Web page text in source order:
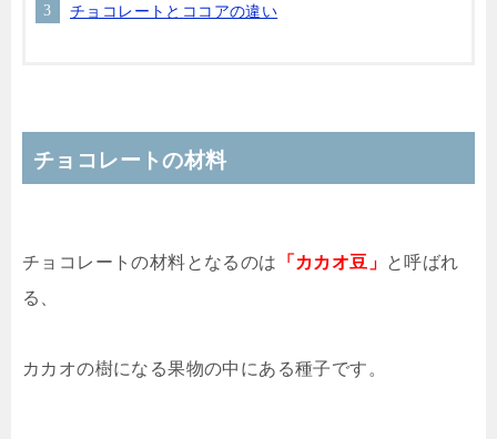
チョコレートとココアの違い
チョコレートの材料
チョコレートの材料となるのは 「カカオ豆」 と呼ばれ
る、
カカオの樹になる果物の中にある種子です。